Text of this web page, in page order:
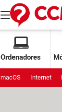
Ordenadores
macOS Internet